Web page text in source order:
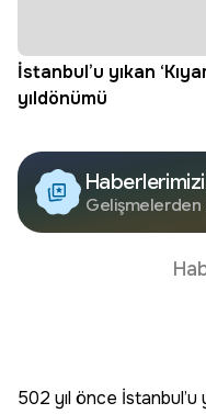
İstanbul’u yıkan
yıldönümü
Haberlerimizi
Google'da
Edin
Gelişmelerden
502 yıl önce İstanbul’u